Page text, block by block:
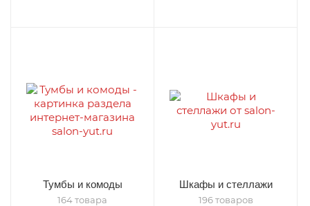
Тумбы и комоды
164 товара
Шкафы и стеллажи
196 товаров